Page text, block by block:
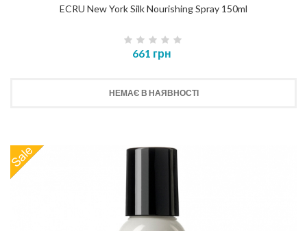
ECRU New York Silk Nourishing Spray 150ml
661 грн
НЕМАЄ В НАЯВНОСТІ